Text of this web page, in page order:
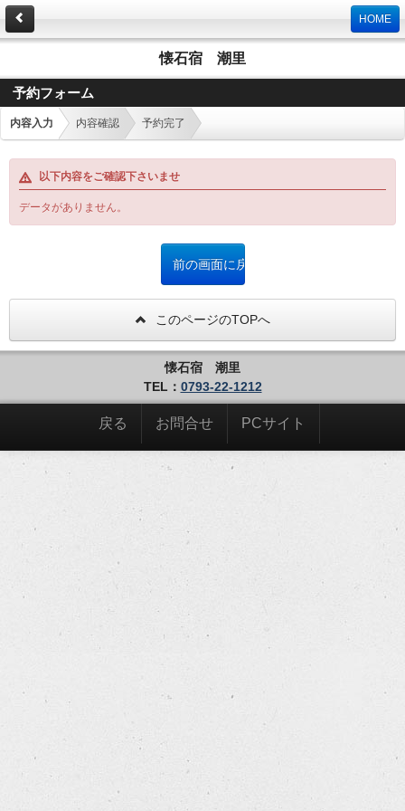
HOME
懐石宿 潮里
予約フォーム
内容入力 内容確認 予約完了
以下内容をご確認下さいませ
データがありません。
このページのTOPへ
懐石宿 潮里
TEL： 0793-22-1212
戻る お問合せ PCサイト